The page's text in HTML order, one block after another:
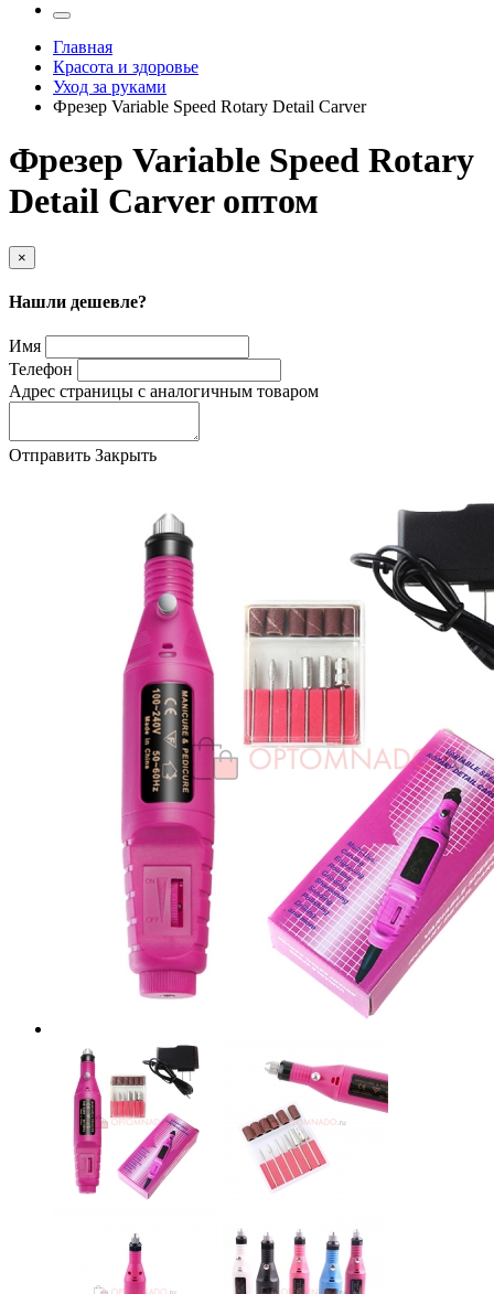
Главная
Красота и здоровье
Уход за руками
Фрезер Variable Speed Rotary Detail Carver
Фрезер Variable Speed Rotary
Detail Carver оптом
×
Нашли дешевле?
Имя
Телефон
Адрес страницы с аналогичным товаром
Отправить Закрыть